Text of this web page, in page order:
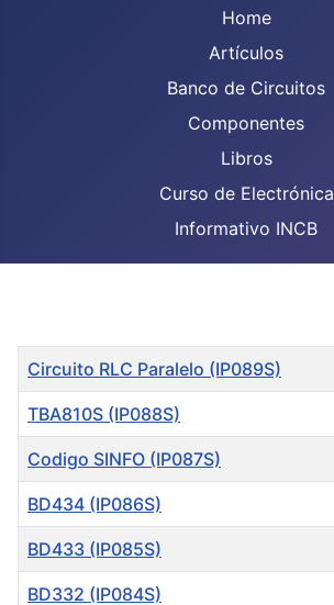
Home
Artículos
Banco de Circuitos
Componentes
Libros
Curso de Electrónica
Informativo INCB
Title
Circuito RLC Paralelo (IP089S)
TBA810S (IP088S)
Codigo SINFO (IP087S)
BD434 (IP086S)
BD433 (IP085S)
BD332 (IP084S)